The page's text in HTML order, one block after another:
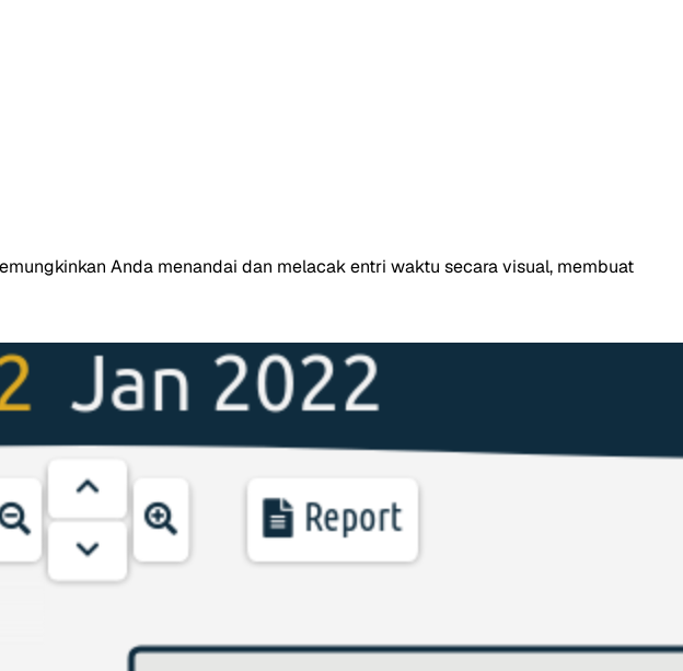
Anda menandai dan melacak entri waktu secara visual, membuat